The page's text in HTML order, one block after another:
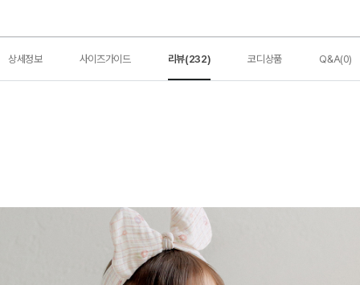
상세정보 사이즈가이드 리뷰(232) 코디상품 Q&A(0)